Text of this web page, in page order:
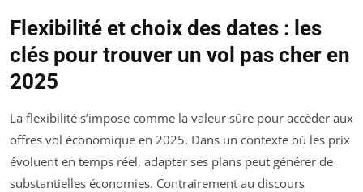
Flexibilité et choix des dates : les
clés pour trouver un vol pas cher en
2025
La flexibilité s’impose comme la valeur sûre pour accèder aux
offres vol économique en 2025. Dans un contexte où les prix
évoluent en temps réel, adapter ses plans peut générer de
substantielles économies. Contrairement au discours